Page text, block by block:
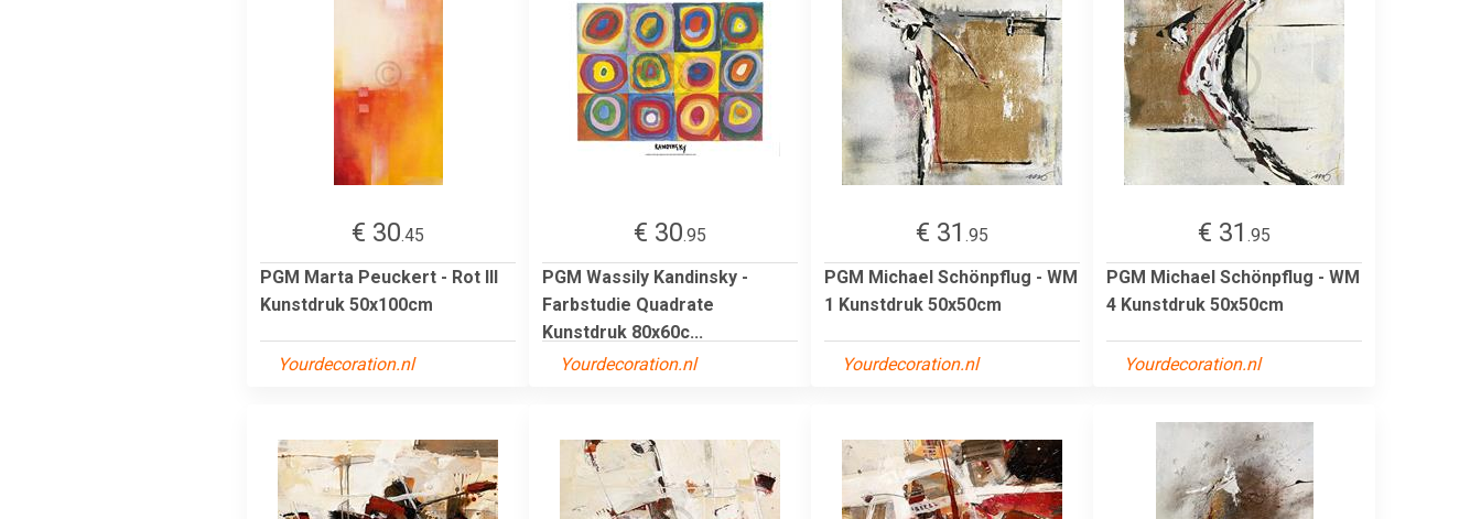
€ 30.45
PGM Marta Peuckert - Rot III
Kunstdruk 50x100cm
Yourdecoration.nl
€ 30.95
PGM Wassily Kandinsky -
Farbstudie Quadrate
Kunstdruk 80x60c...
Yourdecoration.nl
€ 31 .95
PGM Michael Schönpflug - WM
1 Kunstdruk 50x50cm
Yourdecoration.nl
€ 31 .95
PGM Michael Schönpflug - WM
4 Kunstdruk 50x50cm
Yourdecoration.nl